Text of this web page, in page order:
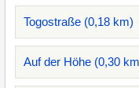
Togostraße (0,18 km)
Auf der Höhe (0,30